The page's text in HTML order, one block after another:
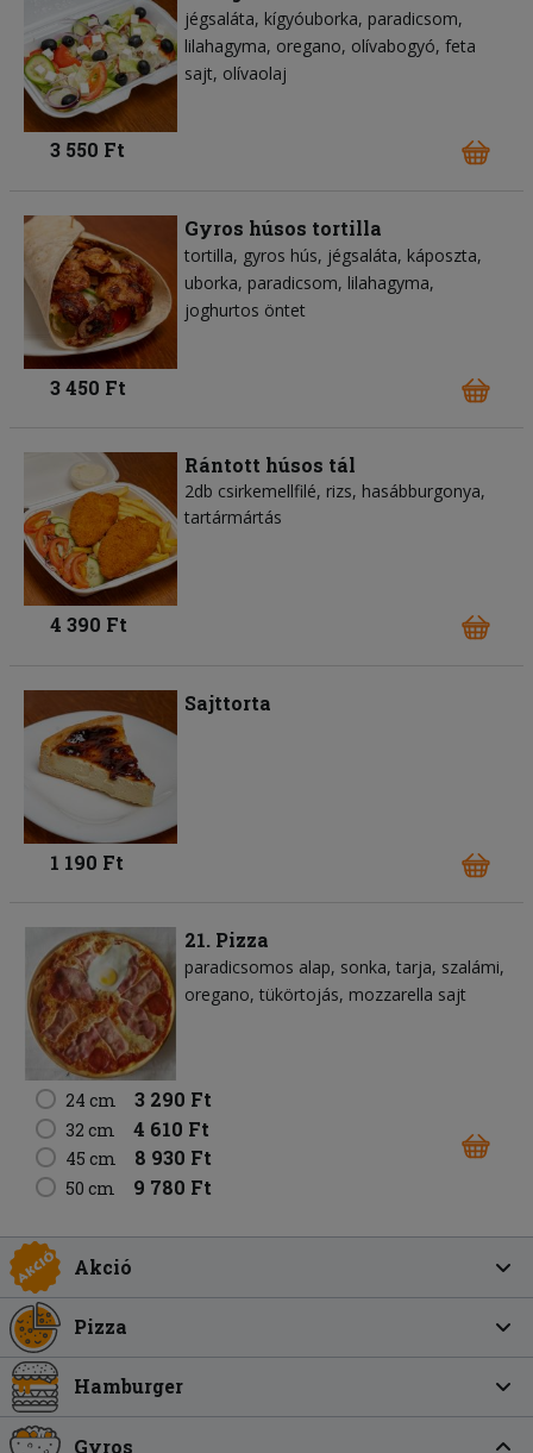
jégsaláta kígyóuborka paradicsom
lilahagyma oregano olívabogyó feta
sajt olívaolaj
3 550 Ft
Gyros húsos tortilla
tortilla gyros hús jégsaláta káposzta
uborka paradicsom lilahagyma
joghurtos öntet
3 450 Ft
Rántott húsos tál
2db csirkemellfilé, rizs, hasábburgonya,
tartármártás
4 390 Ft
Sajttorta
1 190 Ft
21. Pizza
paradicsomos alap sonka tarja szalámi
oregano tükörtojás mozzarella sajt
24 cm 3 290 Ft
32 cm 4 610 Ft
45 cm 8 930 Ft
50 cm 9 780 Ft
Akció
Pizza
Hamburger
Gyros